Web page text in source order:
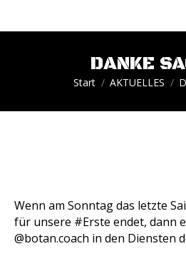
DANKE
Sie befinden sich
Start AKTUELLES
Wenn am Sonntag das letzte
für unsere #Erste endet, dann
@botan.coach in den Diensten